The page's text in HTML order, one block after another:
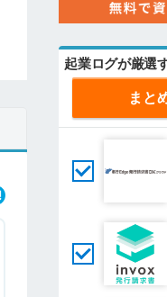
起業ログが厳選
まと